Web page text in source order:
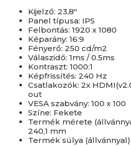
Kijelző: 23,8"
Panel típusa: IPS
Felbontás: 1920 x 1080
Képarány: 16:9
Fényerő: 250 cd/m2
Válaszidő: 1ms / 0.5ms
Kontraszt: 1000:1
Képfrissítés: 240 Hz
Csatlakozók: 2x
out
VESA szabvány: 100 x 100
Színe: Fekete
Termék mérete
240,1 mm
Termék súlya